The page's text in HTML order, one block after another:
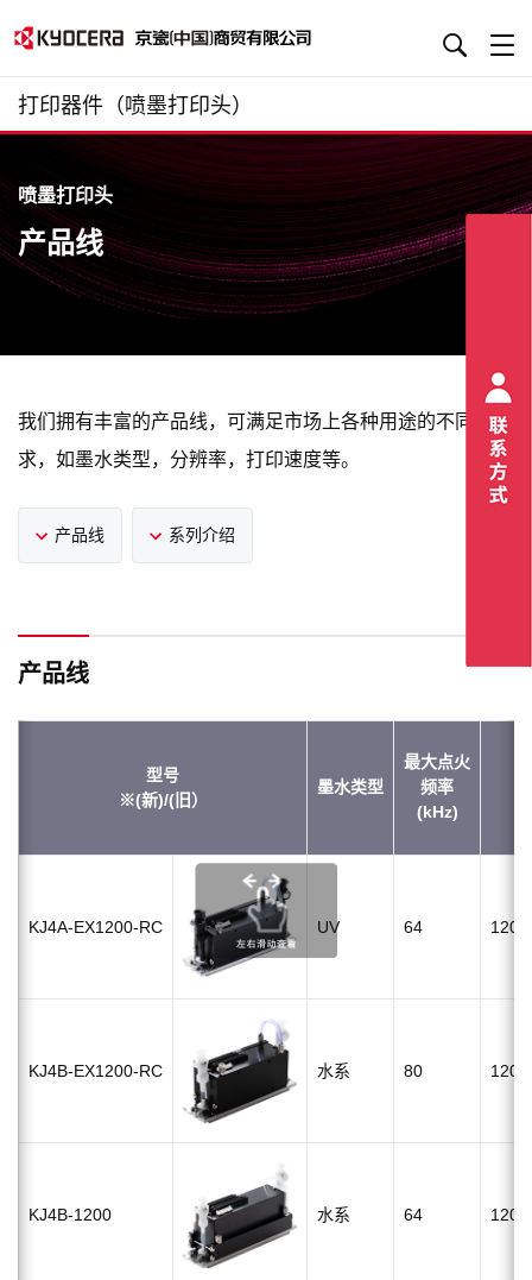
打印器件（喷墨打印头）
喷墨打印头
产品线
我们拥有丰富的产品线，可满足市场上各种用途的不同需
求，如墨水类型，分辨率，打印速度等。
产品线 系列介绍
产品线
型号
※(新)/(旧）
墨水类型
最大点火
频率
(kHz)
KJ4A-EX1200-RC UV 64
KJ4B-EX1200-RC 水系 80
KJ4B-1200 水系 64